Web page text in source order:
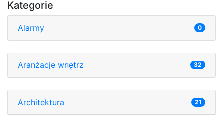
Kategorie
Alarmy 0
Aranżacje wnętrz 32
Architektura 21